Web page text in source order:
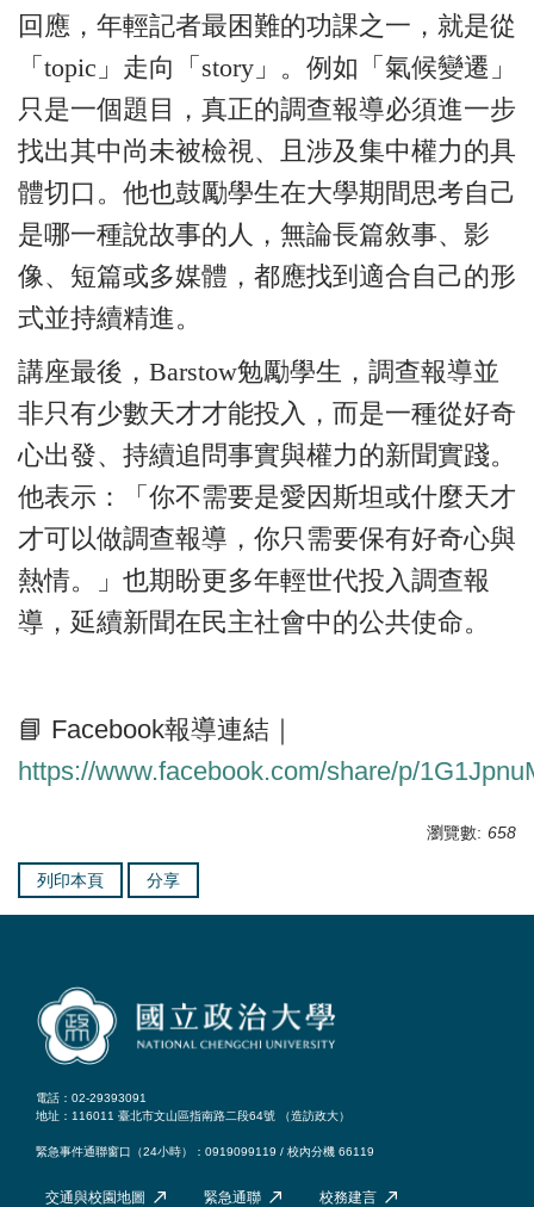
回應，年輕記者最困難的功課之一，就是從
「topic」走向「story」。例如「氣候變遷」
只是一個題目，真正的調查報導必須進一步
找出其中尚未被檢視、且涉及集中權力的具
體切口。他也鼓勵學生在大學期間思考自己
是哪一種說故事的人，無論長篇敘事、影
像、短篇或多媒體，都應找到適合自己的形
式並持續精進。
講座最後，Barstow勉勵學生，調查報導並
非只有少數天才才能投入，而是一種從好奇
心出發、持續追問事實與權力的新聞實踐。
他表示：「你不需要是愛因斯坦或什麼天才
才可以做調查報導，你只需要保有好奇心與
熱情。」也期盼更多年輕世代投入調查報
導，延續新聞在民主社會中的公共使命。
📘 Facebook報導連結｜
https://www.facebook.com/share/p/
瀏覽數: 658
列印本頁 分享
電話：02-29393091
地址：116011 臺北市文山區指南路二段64號 （造訪政大）
緊急事件通聯窗口（24小時）：0919099119 / 校內分機 66119
交通與校園地圖 緊急通聯 校務建言